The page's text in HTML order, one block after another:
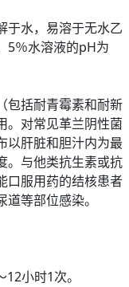
水，易溶于无水乙
5％水溶液的pH为
括耐青霉素和耐新
。对常见革兰阴性菌
以肝脏和胆汁内为最
。与他类抗生素或抗
口服用药的结核患者
等部位感染。
小时1次。